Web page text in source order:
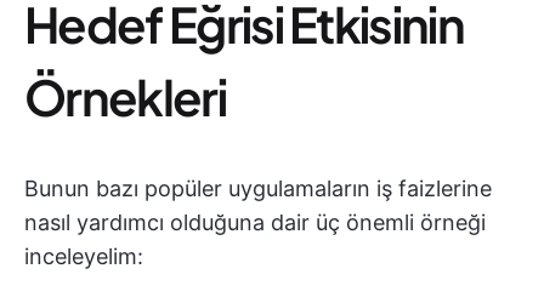
Hedef Eğrisi Etkisinin
Örnekleri
Bunun bazı popüler uygulamaların iş faizlerine
nasıl yardımcı olduğuna dair üç önemli örneği
inceleyelim: